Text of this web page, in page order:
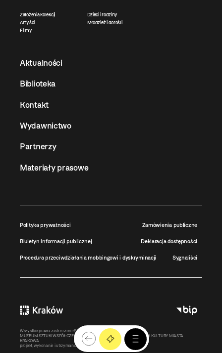
Założenia kolekcji
Artyści
Filmy
Dzieci i rodziny
Młodzież i dorośli
Aktualności
Biblioteka
Kontakt
Wydawnictwo
Partnerzy
Materiały prasowe
Polityka prywatności Zamówienia publiczne
Biuletyn informacji publicznej Deklaracja dostępności
Procedura przeciwdziałania mobbingowi i dyskryminacji Sygnaliści
Wszystkie prawa zastrzeżone ©MOCAK
2011-2026
MUZEUM SZTUKI WSPÓŁCZESNEJ W KRAKOWIE MOCAK – INSTYTUCJA KULTURY MIASTA
KRAKOWA
projekt, wykonanie i utrzymanie:
Bonjour.pl